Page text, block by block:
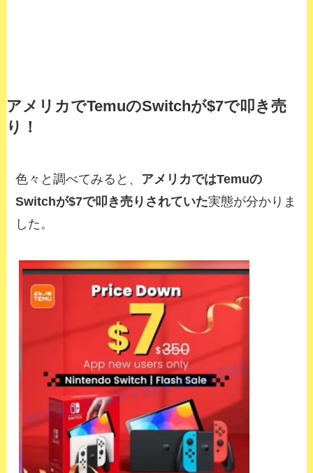
アメリカでTemuのSwitchが$7で叩き売
り！
色々と調べてみると、 アメリカではTemuの
Switchが$7で叩き売りされていた実態が分かりま
した。